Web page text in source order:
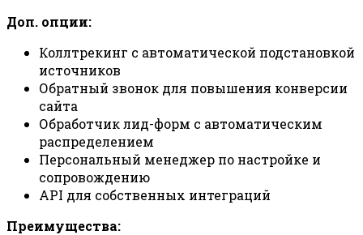
Доп. опции:
Коллтрекинг с автоматической подстановкой
источников
Обратный звонок для повышения конверсии
сайта
Обработчик лид-форм с автоматическим
распределением
Персональный менеджер по настройке и
сопровождению
API для собственных интеграций
Преимущества: